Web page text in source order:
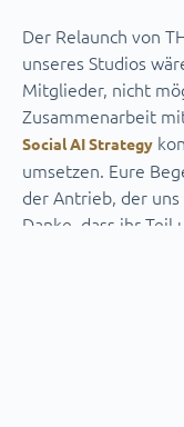
Der Relaunch von
unseres Studios
Mitglieder, nicht
Zusammenarbeit
Social AI Strategy
umsetzen. Eure
der Antrieb, der
Danke, dass ihr